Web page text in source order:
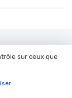
sur ceux que